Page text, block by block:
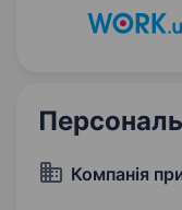
Компанія